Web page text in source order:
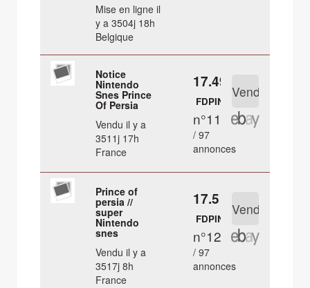
Mise en ligne il
y a 3504j 18h
Belgique
Notice
Nintendo
Snes Prince
Of Persia
Vendu il y a
3511j 17h
France
17.49 €
FDPIN
n°11
/ 97
annonces
Prince of
persia //
super
Nintendo
snes
Vendu il y a
3517j 8h
France
17.5 €
FDPIN
n°12
/ 97
annonces